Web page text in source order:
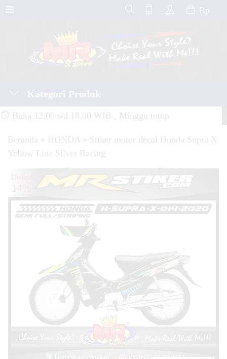
Rp
Kategori Produk
Buka 12.00 s/d 18.00 WIB , Minggu tutup
Beranda » HONDA » Stiker motor decal Honda Supra X
Yellow Line Silver Racing